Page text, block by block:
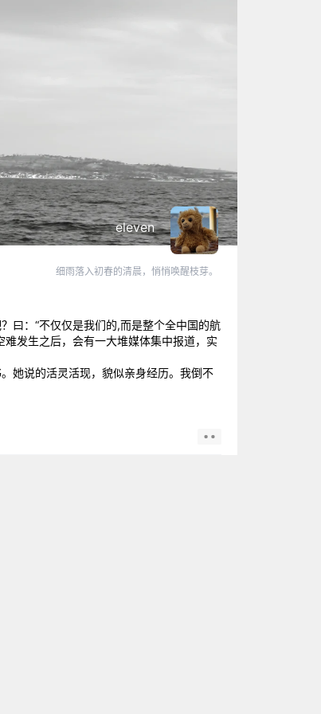
eleven
细雨落入初春的清晨，悄悄唤醒枝芽。
曰：“不仅仅是我们的,而是整个全中国的航
发生之后，会有一大堆媒体集中报道，实
她说的活灵活现，貌似亲身经历。我倒不